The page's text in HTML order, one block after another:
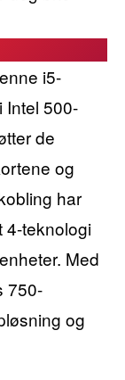
i5-
Intel 500-
de
og
har
4-teknologi
Med
750-
og